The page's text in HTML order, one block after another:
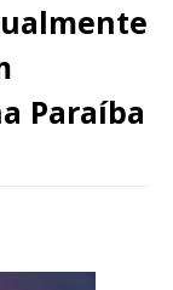
Paraíba